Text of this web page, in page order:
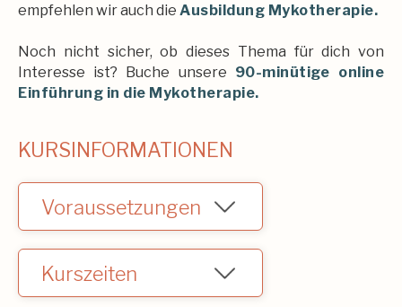
empfehlen wir auch die Ausbildung Mykotherapie.
Noch nicht sicher, ob dieses Thema für dich von
Interesse ist? Buche unsere 90-minütige online
Einführung in die Mykotherapie.
KURSINFORMATIONEN
Voraussetzungen
Kurszeiten